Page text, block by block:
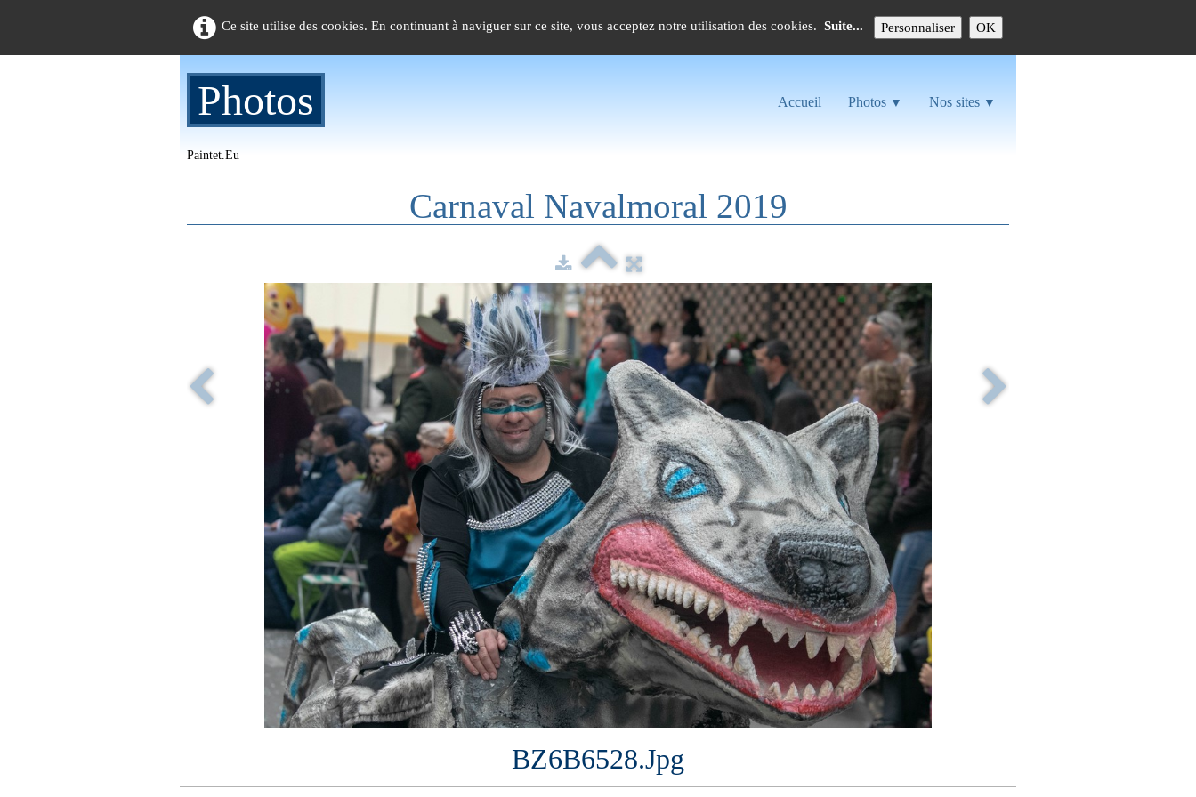
Ce site utilise des cookies. En continuant à naviguer sur ce site, vous acceptez notre utilisation des cookies. Suite... Personnaliser OK
Photos
Paintet.eu
Accueil Photos ▼ Nos sites ▼
Carnaval Navalmoral 2019
BZ6B6528.jpg